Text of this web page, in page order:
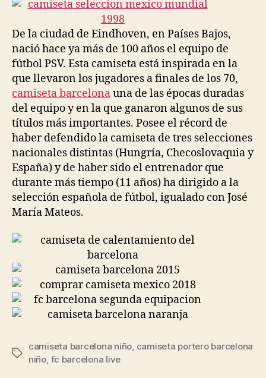
De la ciudad de Eindhoven, en Países Bajos,
nació hace ya más de 100 años el equipo de
fútbol PSV. Esta camiseta está inspirada en la
que llevaron los jugadores a finales de los 70,
camiseta barcelonauna de las épocas duradas
del equipo y en la que ganaron algunos de sus
títulos más importantes. Posee el récord de
haber defendido la camiseta de tres selecciones
nacionales distintas (Hungría, Checoslovaquia y
España) y de haber sido el entrenador que
durante más tiempo (11 años) ha dirigido a la
selección española de fútbol, igualado con José
María Mateos.
Etiquetas
camiseta barcelona niño, camiseta portero barcelona
niño, fc barcelona live